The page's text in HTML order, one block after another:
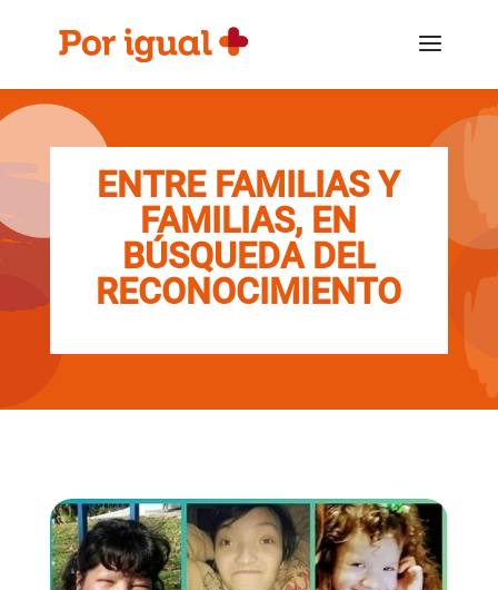
contenido
navegación
ENTRE FAMILIAS Y
FAMILIAS, EN
BÚSQUEDA DEL
RECONOCIMIENTO